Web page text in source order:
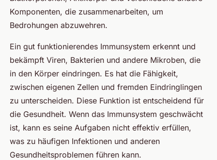
Komponenten, die zusammenarbeiten, um
Bedrohungen abzuwehren.
Ein gut funktionierendes Immunsystem erkennt und
bekämpft Viren, Bakterien und andere Mikroben, die
in den Körper eindringen. Es hat die Fähigkeit,
zwischen eigenen Zellen und fremden Eindringlingen
zu unterscheiden. Diese Funktion ist entscheidend für
die Gesundheit. Wenn das Immunsystem geschwächt
ist, kann es seine Aufgaben nicht effektiv erfüllen,
was zu häufigen Infektionen und anderen
Gesundheitsproblemen führen kann.